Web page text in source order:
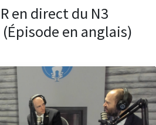
en direct du N3
en anglais)